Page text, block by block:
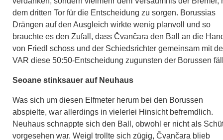
dem dritten Tor für die Entscheidung zu sorgen. Borussias
Drängen auf den Ausgleich wirkte wenig planvoll und so
brauchte es den Zufall, dass Čvančara den Ball an die
von Friedl schoss und der Schiedsrichter gemeinsam mit
VAR diese 50:50-Entscheidung zugunsten der Borussen
Seoane stinksauer auf Neuhaus
Was sich um diesen Elfmeter herum bei den Borussen
abspielte, war allerdings in vielerlei Hinsicht befremdlich.
Neuhaus schnappte sich den Ball, obwohl er nicht als
vorgesehen war. Weigl trollte sich zügig, Čvančara blieb